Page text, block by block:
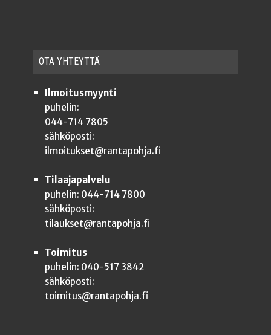
OTA YHTEYT­TÄ
Ilmoitusmyynti
puhelin:
044-714 7805
sähköposti:
ilmoitukset@rantapohja.fi
Tilaajapalvelu
puhelin: 044-714 7800
sähköposti:
tilaukset@rantapohja.fi
Toimitus
puhelin: 040-517 3842
sähköposti:
toimitus@rantapohja.fi